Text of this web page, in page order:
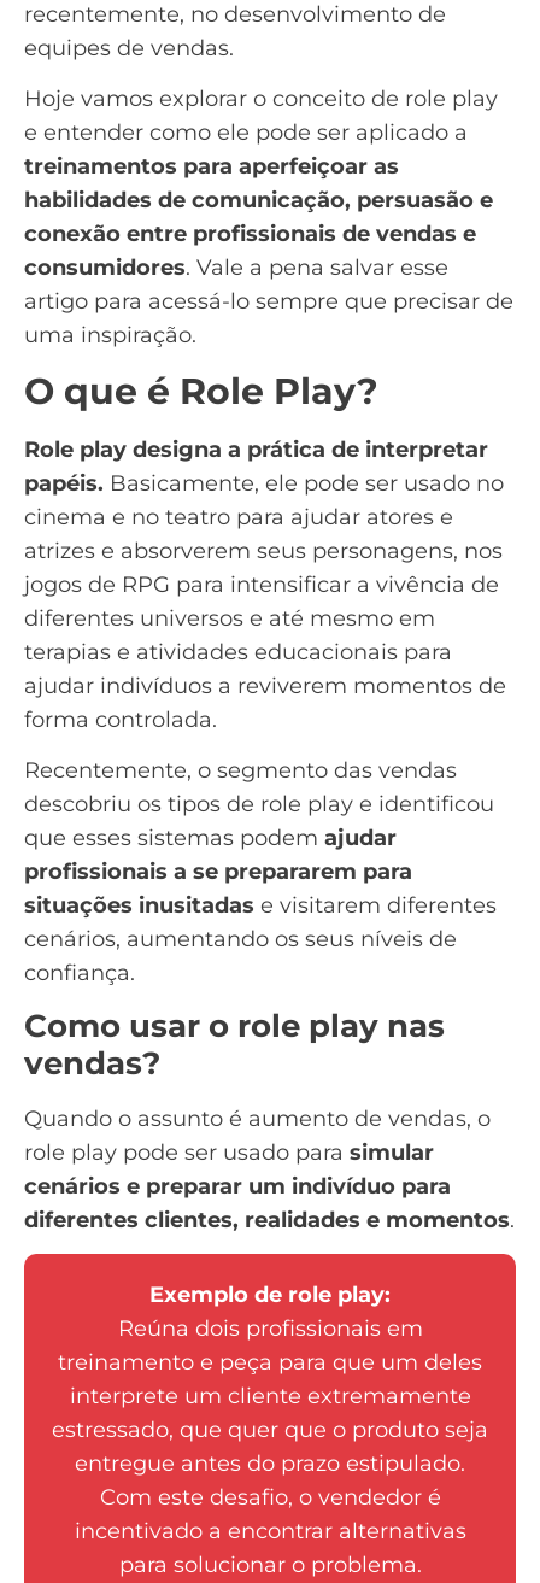
recentemente, no desenvolvimento de
equipes de vendas.
Hoje vamos explorar o conceito de role play
e entender como ele pode ser aplicado a
treinamentos para aperfeiçoar as
habilidades de comunicação, persuasão e
conexão entre profissionais de vendas e
consumidores. Vale a pena salvar esse
artigo para acessá-lo sempre que precisar de
uma inspiração.
O que é Role Play?
Role play designa a prática de interpretar
papéis. Basicamente, ele pode ser usado no
cinema e no teatro para ajudar atores e
atrizes e absorverem seus personagens, nos
jogos de RPG para intensificar a vivência de
diferentes universos e até mesmo em
terapias e atividades educacionais para
ajudar indivíduos a reviverem momentos de
forma controlada.
Recentemente, o segmento das vendas
descobriu os tipos de role play e identificou
que esses sistemas podem ajudar
profissionais a se prepararem para
situações inusitadas e visitarem diferentes
cenários, aumentando os seus níveis de
confiança.
Como usar o role play nas
vendas?
Quando o assunto é aumento de vendas, o
role play pode ser usado para simular
cenários e preparar um indivíduo para
diferentes clientes, realidades e momentos.
Exemplo de role play:
Reúna dois profissionais em
treinamento e peça para que um deles
interprete um cliente extremamente
estressado, que quer que o produto seja
entregue antes do prazo estipulado.
Com este desafio, o vendedor é
incentivado a encontrar alternativas
para solucionar o problema.